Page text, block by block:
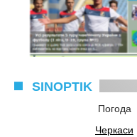
SINOPTIK
Погода
Черкаси